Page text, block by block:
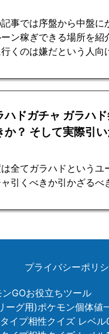
記事では序盤から中盤
ン稼ぎできる場所を
行くのは嫌だという人
ハドガチャ ガラハ
か？ そして実際引
全てガラハドという
引くべきか引かざるべ
プライバシーポリ
GOお役立ちツール
ーグ用)ポケモン個体値
イプ相性クイズ レベル